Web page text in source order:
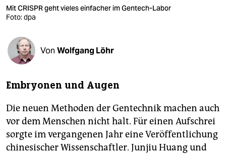
verlag
shop
fragen & hilfe
unterstützen
abo
genossenschaft
epaper login
Mit CRISPR geht vieles einfacher im Gentech-Labor
Foto: dpa
Von Wolfgang Löhr
Embryonen und Augen
Die neuen Methoden der Gentechnik machen auch
vor dem Menschen nicht halt. Für einen Aufschrei
sorgte im vergangenen Jahr eine Veröffentlichung
chinesischer Wissenschaftler. Junjiu Huang und